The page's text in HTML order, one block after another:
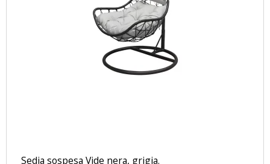
Sedia sospesa Vide nera, grigia.